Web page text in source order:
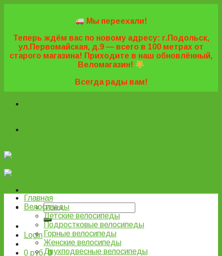
Мы переехали!
Теперь ждём вас по новому адресу: г.Подольск,
ул.Первомайская, д.9 — всего в 100 метрах от
старого магазина! Приходите в наш обновлённый,
Веломагазин!
Всегда рады вам!
Login
0 руб. 0
Главная
Велосипеды
Детские велосипеды
Подростковые велосипеды
Горные велосипеды
Женские велосипеды
Двухподвесные велосипеды